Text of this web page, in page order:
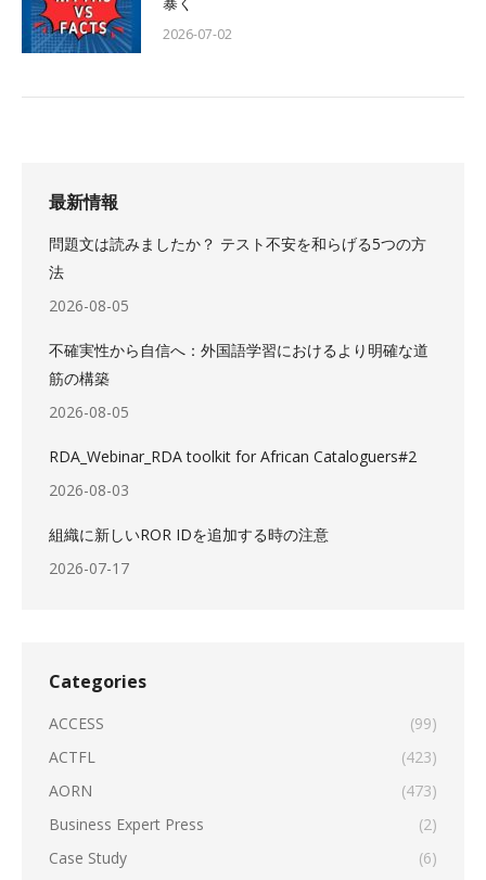
2026-07-02
最新情報
問題文は読みましたか？ テスト不安を和らげる5つの方
法
2026-08-05
不確実性から自信へ：外国語学習におけるより明確な道
筋の構築
2026-08-05
RDA_Webinar_RDA toolkit for African Cataloguers#2
2026-08-03
組織に新しいROR IDを追加する時の注意
2026-07-17
Categories
ACCESS
(99)
ACTFL
(423)
AORN
(473)
Business Expert Press
(2)
Case Study
(6)